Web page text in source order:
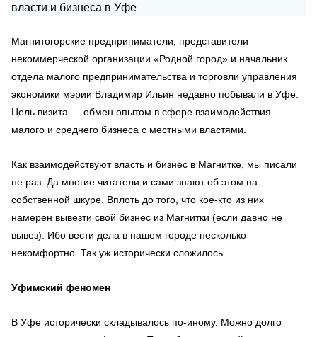
Магнитогорские предприниматели, представители
некоммерческой организации «Родной город» и начальник
отдела малого предпринимательства и торговли управления
экономики мэрии Владимир Ильин недавно побывали в Уфе.
Цель визита — обмен опытом в сфере взаимодействия
малого и среднего бизнеса с местными властями.
Как взаимодействуют власть и бизнес в Магнитке, мы писали
не раз. Да многие читатели и сами знают об этом на
собственной шкуре. Вплоть до того, что кое-кто из них
намерен вывезти свой бизнес из Магнитки (если давно не
вывез). Ибо вести дела в нашем городе несколько
некомфортно. Так уж исторически сложилось...
Уфимский феномен
В Уфе исторически складывалось по-иному. Можно долго